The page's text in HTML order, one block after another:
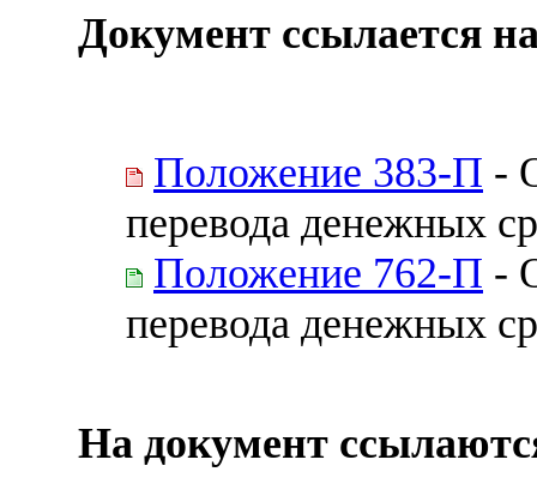
Документ ссылается
Положение 383-П -
перевода денежных
Положение 762-П -
перевода денежных
На документ